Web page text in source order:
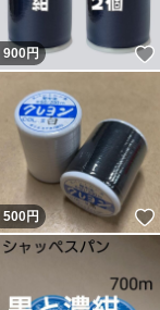
いいね！
900円
いいね！
500円